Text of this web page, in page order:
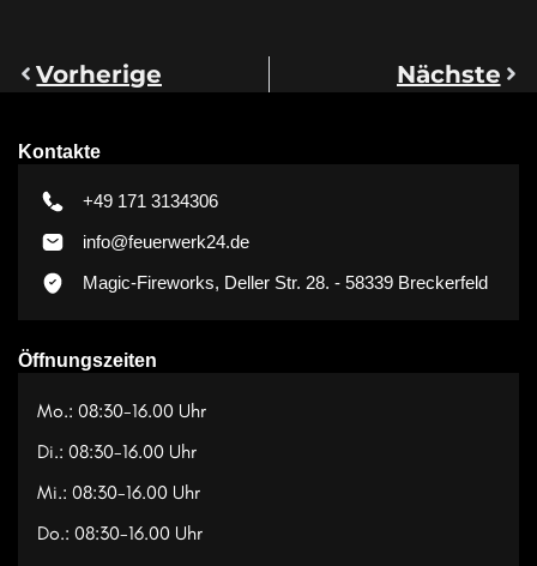
Vorherige Nächste
Kontakte
+49 171 3134306
info@feuerwerk24.de
Magic-Fireworks, Deller Str. 28. - 58339 Breckerfeld
Öffnungszeiten
Mo.: 08:30-16.00 Uhr
Di.: 08:30-16.00 Uhr
Mi.: 08:30-16.00 Uhr
Do.: 08:30-16.00 Uhr